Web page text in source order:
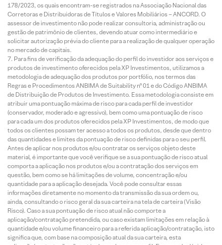
178/2023, os quais encontram-se registrados na Associação Nacional das
Corretoras e Distribuidoras de Títulos e Valores Mobiliários – ANCORD. O
assessor de investimento não pode realizar consultoria, administração ou
gestão de patrimônio de clientes, devendo atuar como intermediário e
solicitar autorização prévia do cliente para a realização de qualquer operação
no mercado de capitais.
Para fins de verificação da adequação do perfil do investidor aos serviços e
produtos de investimento oferecidos pela XP Investimentos, utilizamos a
metodologia de adequação dos produtos por portfólio, nos termos das
Regras e Procedimentos ANBIMA de Suitability nº 01 e do Código ANBIMA
de Distribuição de Produtos de Investimento. Essa metodologia consiste em
atribuir uma pontuação máxima de risco para cada perfil de investidor
(conservador, moderado e agressivo), bem como uma pontuação de risco
para cada um dos produtos oferecidos pela XP Investimentos, de modo que
todos os clientes possam ter acesso a todos os produtos, desde que dentro
das quantidades e limites da pontuação de risco definidas para o seu perfil.
Antes de aplicar nos produtos e/ou contratar os serviços objeto deste
material, é importante que você verifique se a sua pontuação de risco atual
comporta a aplicação nos produtos e/ou a contratação dos serviços em
questão, bem como se há limitações de volume, concentração e/ou
quantidade para a aplicação desejada. Você pode consultar essas
informações diretamente no momento da transmissão da sua ordem ou,
ainda, consultando o risco geral da sua carteira na tela de carteira (Visão
Risco). Caso a sua pontuação de risco atual não comporte a
aplicação/contratação pretendida, ou caso existam limitações em relação à
quantidade e/ou volume financeiro para a referida aplicação/contratação, isto
significa que, com base na composição atual da sua carteira, esta